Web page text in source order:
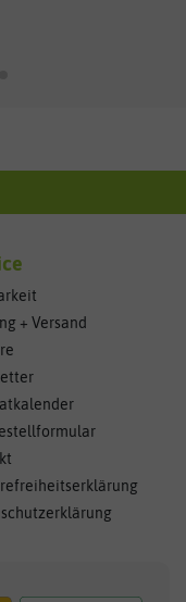
+ Versand